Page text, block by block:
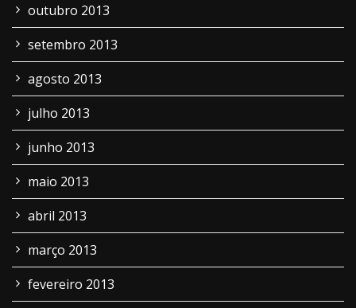
outubro 2013
setembro 2013
agosto 2013
julho 2013
junho 2013
maio 2013
abril 2013
março 2013
fevereiro 2013